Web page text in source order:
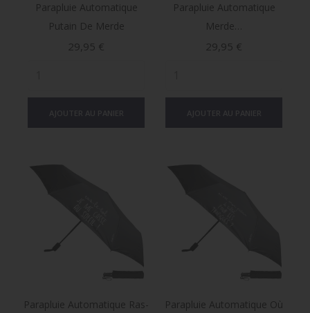
Parapluie Automatique
Putain De Merde
Prix
29,95 €
Parapluie Automatique
Merde…
Prix
29,95 €
Parapluie Automatique Ras-
Parapluie Automatique Où